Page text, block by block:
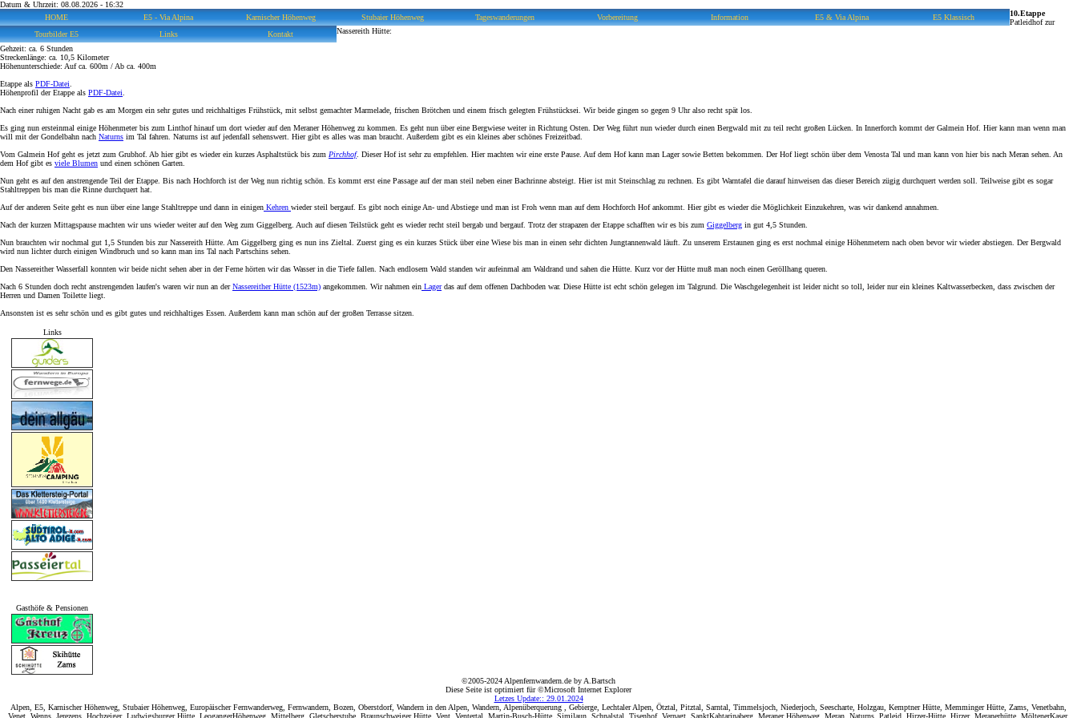
Datum & Uhrzeit: 08.08.2026 - 16:32
HOME
E5 - Via Alpina Karnischer Höhenweg Stubaier Höhenweg Tageswanderungen Vorbereitung Information E5 & Via Alpina
E5 Klassisch
Tourbilder E5
Links Kontakt
10.Etappe
Patleidhof zur
Nassereith Hütte:
Gehzeit: ca. 6 Stunden
Streckenlänge: ca. 10,5 Kilometer
Höhenunterschiede: Auf ca. 600m / Ab ca. 400m
Etappe als PDF-Datei
Höhenprofil der Etappe als PDF-Datei
Nach einer ruhigen Nacht gab es am Morgen ein sehr gutes und reichhaltiges Frühstück, mit selbst gemachter Marmelade, frischen Brötchen und einem frisch gelegten Frühstücksei. Wir beide gingen so gegen 9 Uhr also recht spät los.
Es ging nun ersteinmal einige Höhenmeter bis zum Linthof hinauf um dort wieder auf den Meraner Höhenweg zu kommen. Es geht nun über eine Bergwiese weiter in Richtung Osten. Der Weg führt nun wieder durch einen Bergwald mit zu teil recht großen Lücken. In Innerforch kommt der Galmein Hof. Hier kann man wenn man
will mit der Gondelbahn nach Naturns im Tal fahren. Naturns ist auf jedenfall sehenswert. Hier gibt es alles was man braucht. Außerdem gibt es ein kleines aber schönes Freizeitbad.
Vom Galmein Hof geht es jetzt zum Grubhof. Ab hier gibt es wieder ein kurzes Asphaltstück bis zum Pirchhof. Dieser Hof ist sehr zu empfehlen. Hier machten wir eine erste Pause. Auf dem Hof kann man Lager sowie Betten bekommen. Der Hof liegt schön über dem Venosta Tal und man kann von hier bis nach Meran sehen. An
dem Hof gibt es viele Blumen und einen schönen Garten.
Nun geht es auf den anstrengende Teil der Etappe. Bis nach Hochforch ist der Weg nun richtig schön. Es kommt erst eine Passage auf der man steil neben einer Bachrinne absteigt. Hier ist mit Steinschlag zu rechnen. Es gibt Warntafel die darauf hinweisen das dieser Bereich zügig durchquert werden soll. Teilweise gibt es sogar
Stahltreppen bis man die Rinne durchquert hat.
Auf der anderen Seite geht es nun über eine lange Stahltreppe und dann in einigen Kehren wieder steil bergauf. Es gibt noch einige An- und Abstiege und man ist Froh wenn man auf dem Hochforch Hof ankommt. Hier gibt es wieder die Möglichkeit Einzukehren, was wir dankend annahmen.
Nach der kurzen Mittagspause machten wir uns wieder weiter auf den Weg zum Giggelberg. Auch auf diesen Teilstück geht es wieder recht steil bergab und bergauf. Trotz der strapazen der Etappe schafften wir es bis zum Giggelberg in gut 4,5 Stunden.
Nun brauchten wir nochmal gut 1,5 Stunden bis zur Nassereith Hütte. Am Giggelberg ging es nun ins Zieltal. Zuerst ging es ein kurzes Stück über eine Wiese bis man in einen sehr dichten Jungtannenwald läuft. Zu unserem Erstaunen ging es erst nochmal einige Höhenmetern nach oben bevor wir wieder abstiegen. Der Bergwald
wird nun lichter durch einigen Windbruch und so kann man ins Tal nach Partschins sehen.
Den Nassereither Wasserfall konnten wir beide nicht sehen aber in der Ferne hörten wir das Wasser in die Tiefe fallen. Nach endlosem Wald standen wir aufeinmal am Waldrand und sahen die Hütte. Kurz vor der Hütte muß man noch einen Geröllhang queren.
Nach 6 Stunden doch recht anstrengenden laufen's waren wir nun an derNassereither Hütte (1523m) angekommen. Wir nahmen ein Lagerdas auf dem offenen Dachboden war. Diese Hütte ist echt schön gelegen im Talgrund. Die Waschgelegenheit ist leider nicht so toll, leider nur ein kleines Kaltwasserbecken, dass zwischen der
Herren und Damen Toilette liegt.
Ansonsten ist es sehr schön und es gibt gutes und reichhaltiges Essen. Außerdem kann man schön auf der großen Terrasse sitzen.
Links
Gasthöfe & Pensionen
©2005-2024 Alpenfernwandern.de by A.Bartsch
Diese Seite ist optimiert für ©Microsoft Internet Explorer
Letzes Update:: 29.01.2024
Alpen, E5, Karnischer Höhenweg, Stubaier Höhenweg, Europäischer Fernwanderweg, Fernwandern, Bozen, Oberstdorf, Wandern in den Alpen, Wandern, Alpenüberquerung , Gebierge, Lechtaler Alpen, Ötztal, Pitztal, Sarntal, Timmelsjoch, Niederjoch, Seescharte, Holzgau, Kemptner Hütte, Memminger Hütte, Zams, Venetbahn,
Venet, Wenns, Jerezens, Hochzeiger, Ludwigsburger Hütte, LeogangerHöhenweg, Mittelberg, Gletscherstube, Braunschweiger Hütte, Vent, Ventertal, Martin-Busch-Hütte, Similaun, Schnalstal, Tisenhof, Vernagt, SanktKahtarinaberg, Meraner Höhenweg, Meran, Naturns, Patleid, Hirzer-Hütte, Hirzer, Meranerhütte, MöltenerKaser,